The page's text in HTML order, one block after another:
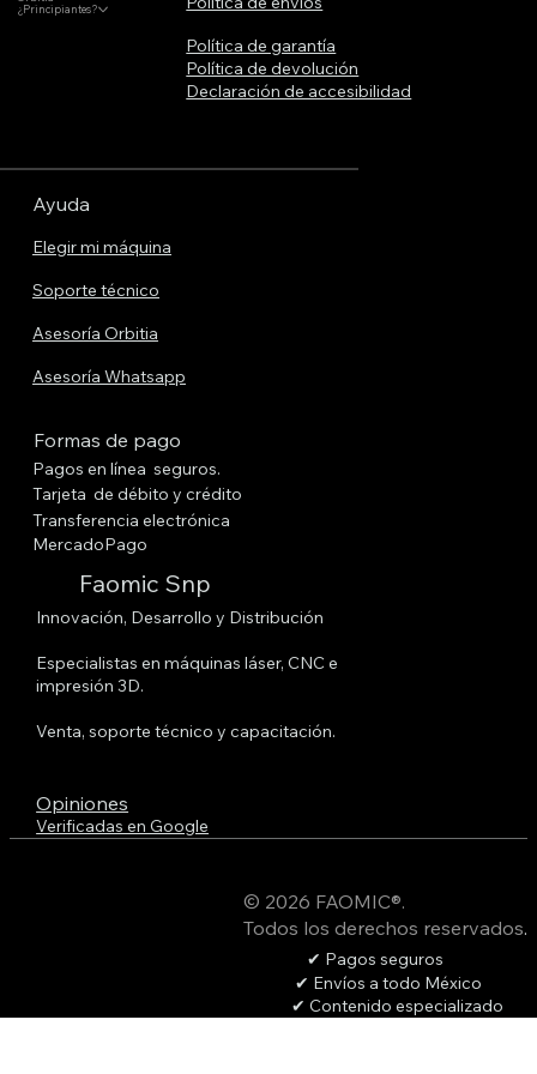
Faomic Snp
Innovación, Desarrollo y Distribución
Especialistas en máquinas láser, CNC e
impresión 3D.
Venta, soporte técnico y capacitación.
Opiniones
Verificadas en Google
¿Principiantes?
Política de garantía
Política de devolución
Declaración de accesibilidad
Ayuda
Elegir mi máquina
Soporte técnico
Asesoría Orbitia
Asesoría Whatsapp
Formas de pago
Pagos en línea seguros.
Tarjeta de débito y crédito
Transferencia electrónica
MercadoPago
© 2026 FAOMIC®.
Todos los derechos reservados.
✔ Pagos seguros
✔ Envíos a todo México
✔ Contenido especializado